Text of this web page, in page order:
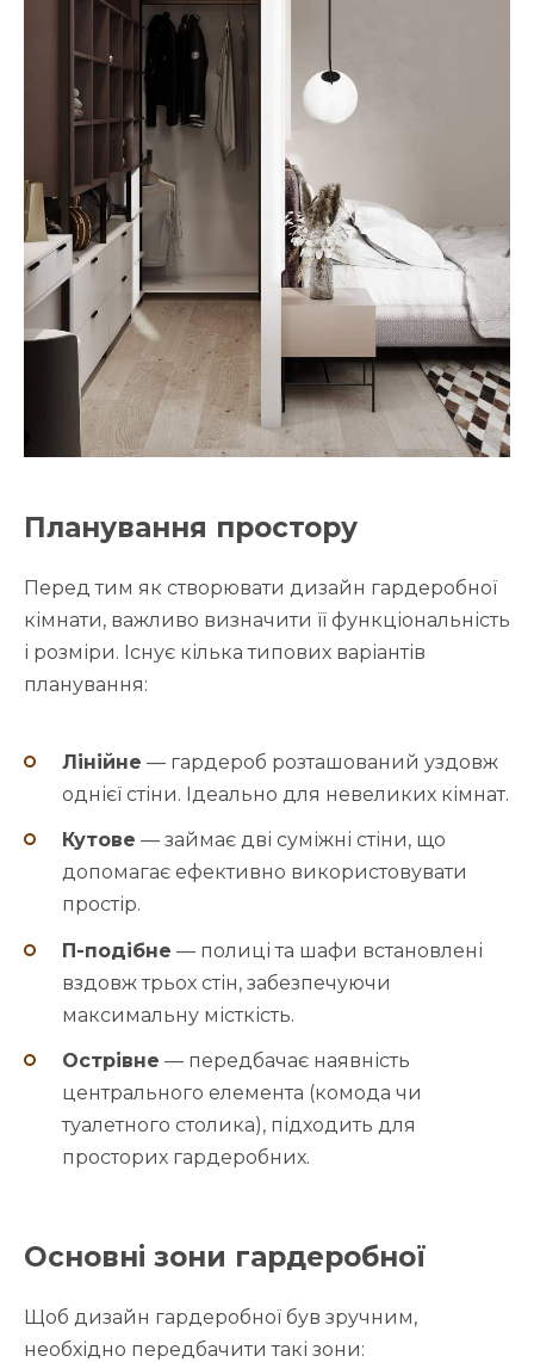
Планування простору
Перед тим як створювати дизайн гардеробної
кімнати, важливо визначити її функціональність
і розміри. Існує кілька типових варіантів
планування:
Лінійне — гардероб розташований уздовж
однієї стіни. Ідеально для невеликих кімнат.
Кутове — займає дві суміжні стіни, що
допомагає ефективно використовувати
простір.
П-подібне — полиці та шафи встановлені
вздовж трьох стін, забезпечуючи
максимальну місткість.
Острівне — передбачає наявність
центрального елемента (комода чи
туалетного столика), підходить для
просторих гардеробних.
Основні зони гардеробної
Щоб дизайн гардеробної був зручним,
необхідно передбачити такі зони: